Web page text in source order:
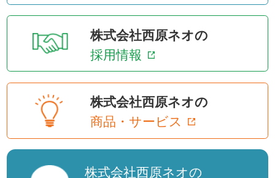
株式会社西原ネオの
採用情報
株式会社西原ネオの
商品・サービス
株式会社西原ネオの